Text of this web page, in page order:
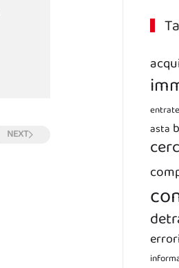
NEXT
entrate
asta
errori